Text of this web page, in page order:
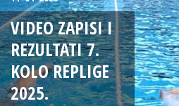
VIDEO ZAPISI I
REZULTATI 7.
KOLO REPLIGE
2025.